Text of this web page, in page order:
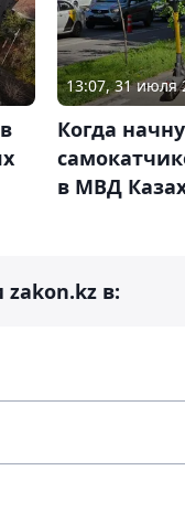
13:07, 31 июля
Когда
в МВД
zakon.kz в: